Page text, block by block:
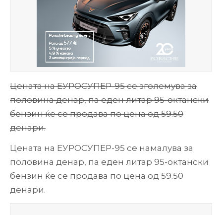
Цената на ЕУРОСУПЕР-95 се зголемува за
половина денар, па еден литар 95-октански
бензин ќе се продава по цена од 59.50
денари.
Цената на ЕУРОСУПЕР-95 се намалува за
половина денар, па еден литар 95-октански
бензин ќе се продава по цена од 59.50
денари.